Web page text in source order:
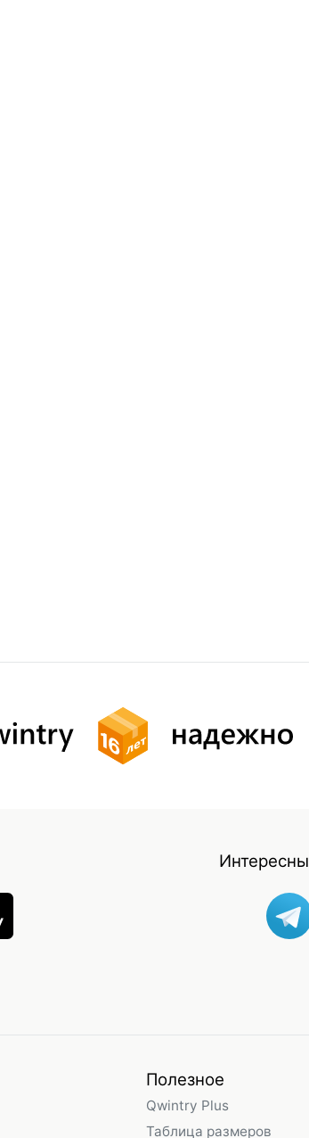
Полезное
Qwintry Plus
Таблица размеров